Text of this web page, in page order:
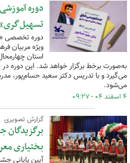
دوره
تسهیل‌گری»
دوره تخصصی
ویژه مربیان
به‌صورت برخط برگزار خواهد شد. این دوره
می‌گیرد و با تدریس دکتر سعید حسام‌پور،
می‌شود.
۴ اسفند ۰۴ - ۰۹:۲۷
گزارش تصویری
برگزیدگان
بختیاری